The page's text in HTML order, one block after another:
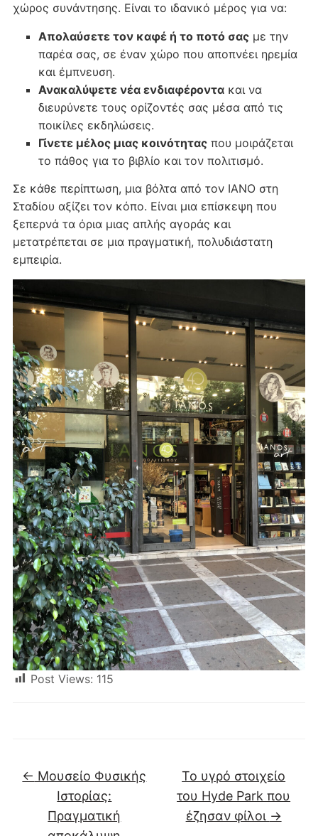
χώρος συνάντησης. Είναι το ιδανικό μέρος για να:
Απολαύσετε τον καφέ ή το ποτό σαςμε την
παρέα σας, σε έναν χώρο που αποπνέει ηρεμία
και έμπνευση.
Ανακαλύψετε νέα ενδιαφέροντακαι να
διευρύνετε τους ορίζοντές σας μέσα από τις
ποικίλες εκδηλώσεις.
Γίνετε μέλος μιας κοινότηταςπου μοιράζεται
το πάθος για το βιβλίο και τον πολιτισμό.
Σε κάθε περίπτωση, μια βόλτα από τον ΙΑΝΟ στη
Σταδίου αξίζει τον κόπο. Είναι μια επίσκεψη που
ξεπερνά τα όρια μιας απλής αγοράς και
μετατρέπεται σε μια πραγματική, πολυδιάστατη
εμπειρία.
Post Views: 115
← Μουσείο Φυσικής
Ιστορίας:
Πραγματική
Το υγρό στοιχείο
του Hyde Park που
έζησαν φίλοι →